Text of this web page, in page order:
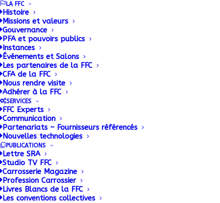
LA FFC
Histoire
Missions et valeurs
Gouvernance
PFA et pouvoirs publics
Instances
Événements et Salons
Les partenaires de la FFC
CFA de la FFC
Nous rendre visite
Adhérer à la FFC
SERVICES
FFC Experts
Communication
Partenariats – Fournisseurs référencés
Nouvelles technologies
PUBLICATIONS
Lettre SRA
Studio TV FFC
Carrosserie Magazine
Profession Carrossier
Livres Blancs de la FFC
Les conventions collectives
STUDIO TV FFC :
Revivez la
présentation de
l'Etude Européenne